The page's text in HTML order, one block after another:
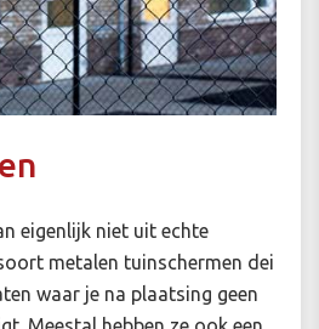
eigenlijk niet uit echte
metalen tuinschermen dei
waar je na plaatsing geen